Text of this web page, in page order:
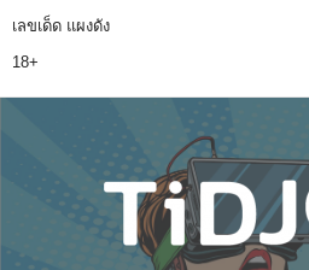
เลขเด็ด แผงดัง
18+